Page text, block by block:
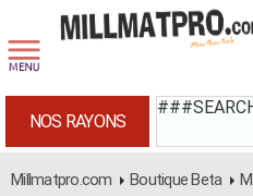
NOS RAYONS
Millmatpro.com Boutique Beta